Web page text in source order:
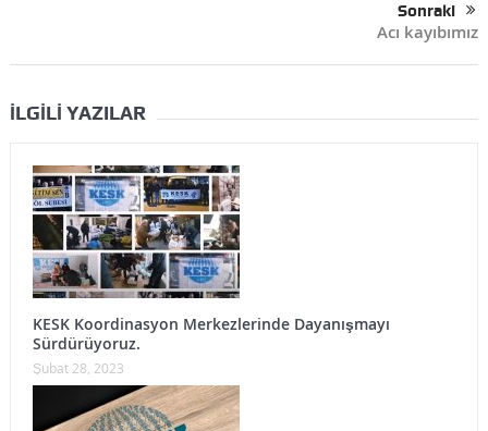
Sonraki
Acı kayıbımız
İLGILI YAZILAR
KESK Koordinasyon Merkezlerinde Dayanışmayı
Sürdürüyoruz.
Şubat 28, 2023